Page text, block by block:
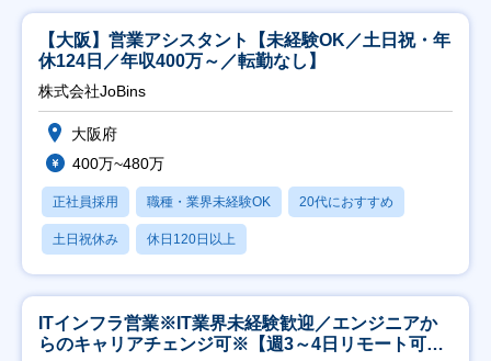
【大阪】営業アシスタント【未経験OK／土日祝・年
休124日／年収400万～／転勤なし】
株式会社JoBins
大阪府
400万~480万
正社員採用 職種・業界未経験OK 20代におすすめ
土日祝休み 休日120日以上
ITインフラ営業※IT業界未経験歓迎／エンジニアか
らのキャリアチェンジ可※【週3～4日リモート可